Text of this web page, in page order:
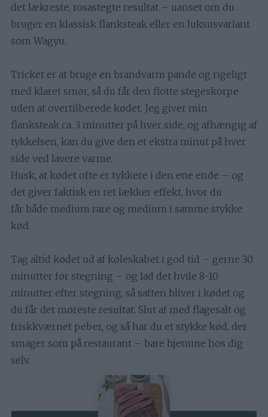
det lækreste, rosastegte resultat – uanset om du
bruger en klassisk flanksteak eller en luksusvariant
som Wagyu.
Tricket er at bruge en brandvarm pande og rigeligt
med klaret smør, så du får den flotte stegeskorpe
uden at overtilberede kødet. Jeg giver min
flanksteak ca. 3 minutter på hver side, og afhængig af
tykkelsen, kan du give den et ekstra minut på hver
side ved lavere varme.
Husk, at kødet ofte er tykkere i den ene ende – og
det giver faktisk en ret lækker effekt, hvor du
får både medium rare og medium i samme stykke
kød.
Tag altid kødet ud af køleskabet i god tid – gerne 30
minutter før stegning – og lad det hvile 8-10
minutter efter stegning, så saften bliver i kødet og
du får det møreste resultat. Slut af med flagesalt og
friskkværnet peber, og så har du et stykke kød, der
smager som på restaurant – bare hjemme hos dig
selv.